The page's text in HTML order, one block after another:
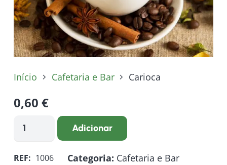
Início Cafetaria e Bar Carioca
0,60 €
Quantidade
Adicionar
REF: 1006 Categoria: Cafetaria e Bar